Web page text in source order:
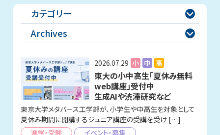
カテゴリー 
Archives 
2026.07.29 小 中 高
東大の小中高生「夏休み無料
web講座」受付中
生成AIや渋滞研究など
東京大学メタバース工学部が、小学生や中高生を対象として
夏休み期間に開講するジュニア講座の受講を受け […]
進学・受験
イベント・募集